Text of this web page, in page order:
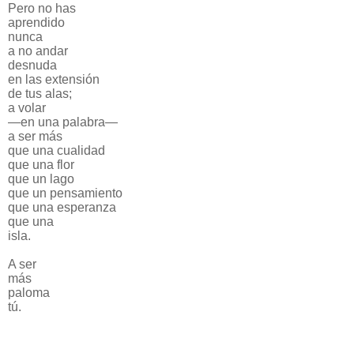
Pero no has
aprendido
nunca
a no andar
desnuda
en las extensión
de tus alas;
a volar
—en una palabra—
a ser más
que una cualidad
que una flor
que un lago
que un pensamiento
que una esperanza
que una
isla.
A ser
más
paloma
tú.